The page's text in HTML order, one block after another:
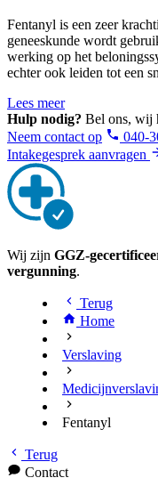
Fentanyl is een zeer
geneeskunde wordt
werking op het
echter ook leiden tot een
Lees meer
Hulp nodig? Bel ons, wij
Neem contact op
040-
Intakegesprek aanvragen
Wij zijn GGZ-
vergunning.
Terug
Home
Verslaving
Fentanyl
Terug
Contact